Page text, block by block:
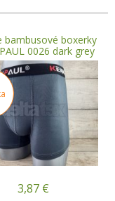
bambusové boxerky
0026 dark grey
3,87 €